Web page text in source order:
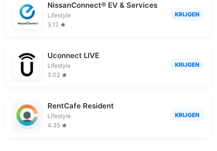
NissanConnect® EV & Services
Lifestyle
3.12
KRIJGEN
Uconnect LIVE
Lifestyle
3.02
KRIJGEN
RentCafe Resident
Lifestyle
4.35
KRIJGEN